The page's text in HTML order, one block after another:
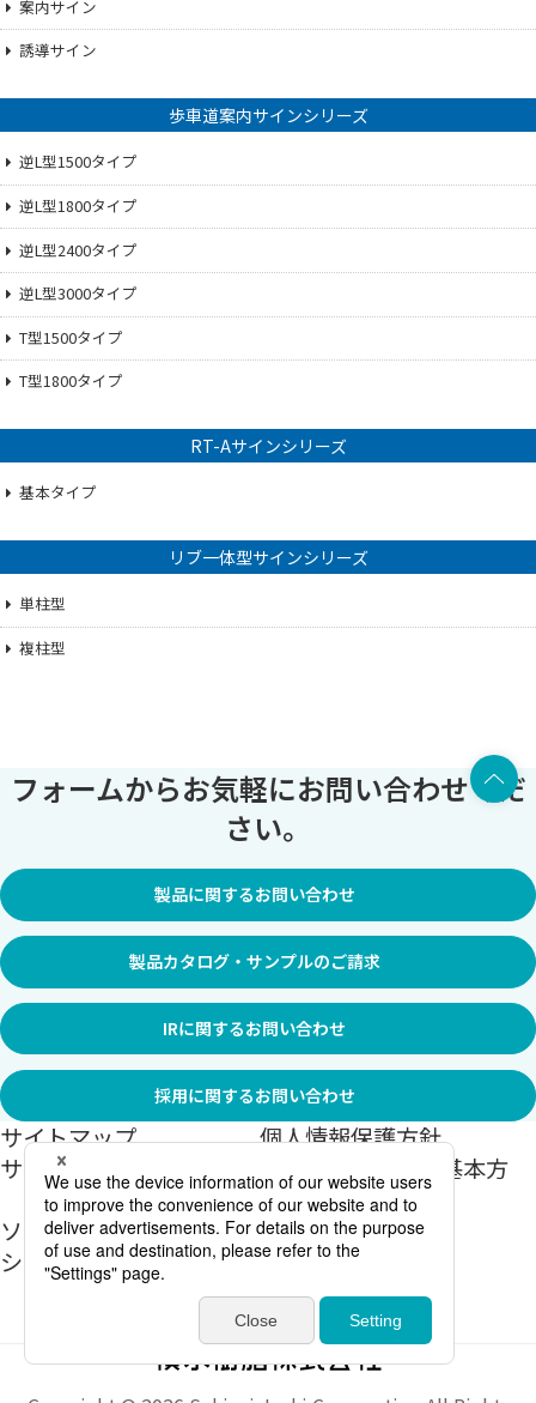
案内サイン
誘導サイン
歩車道案内サインシリーズ
逆L型1500タイプ
逆L型1800タイプ
逆L型2400タイプ
逆L型3000タイプ
T型1500タイプ
T型1800タイプ
RT-Aサインシリーズ
基本タイプ
リブ一体型サインシリーズ
単柱型
複柱型
フォームからお気軽にお問い合わせくだ
さい。
製品に関するお問い合わせ
製品カタログ・サンプルのご請求
IRに関するお問い合わせ
採用に関するお問い合わせ
サイトマップ
個人情報保護方針
サイトご利用に関して
情報セキュリティ基本方
針
ソーシャルメディアポリ
シー